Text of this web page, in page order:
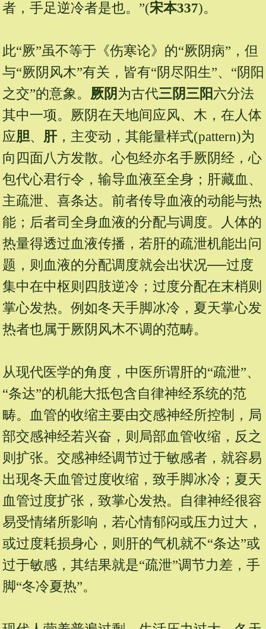
者，手足逆冷者是也。”(宋本337)。
此“厥”虽不等于《伤寒论》的“厥阴病”，但
与“厥阴风木”有关，皆有“阴尽阳生”、“阴阳
之交”的意象。 厥阴 为古代三阴三阳 六分法
其中一项。厥阴在天地间应风、木，在人体
应胆、 肝，主变动，其能量样式(pattern)为
向四面八方发散。心包经亦名手厥阴经，心
包代心君行令，输导血液至全身；肝藏血、
主疏泄、喜条达。前者传导血液的动能与热
能；后者司全身血液的分配与调度。人体的
热量得透过血液传播，若肝的疏泄机能出问
题，则血液的分配调度就会出状况──过度
集中在中枢则四肢逆冷；过度分配在末梢则
掌心发热。例如冬天手脚冰冷，夏天掌心发
热者也属于厥阴风木不调的范畴。
从现代医学的角度，中医所谓肝的“疏泄”、
“条达”的机能大抵包含自律神经系统的范
畴。血管的收缩主要由交感神经所控制，局
部交感神经若兴奋，则局部血管收缩，反之
则扩张。交感神经调节过于敏感者，就容易
出现冬天血管过度收缩，致手脚冰冷；夏天
血管过度扩张，致掌心发热。自律神经很容
易受情绪所影响，若心情郁闷或压力过大，
或过度耗损身心，则肝的气机就不“条达”或
过于敏感，其结果就是“疏泄”调节力差，手
脚“冬冷夏热”。